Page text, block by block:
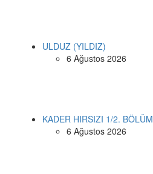
ULDUZ (YILDIZ)
6 Ağustos 2026
KADER HIRSIZI 1/2. BÖLÜM
6 Ağustos 2026